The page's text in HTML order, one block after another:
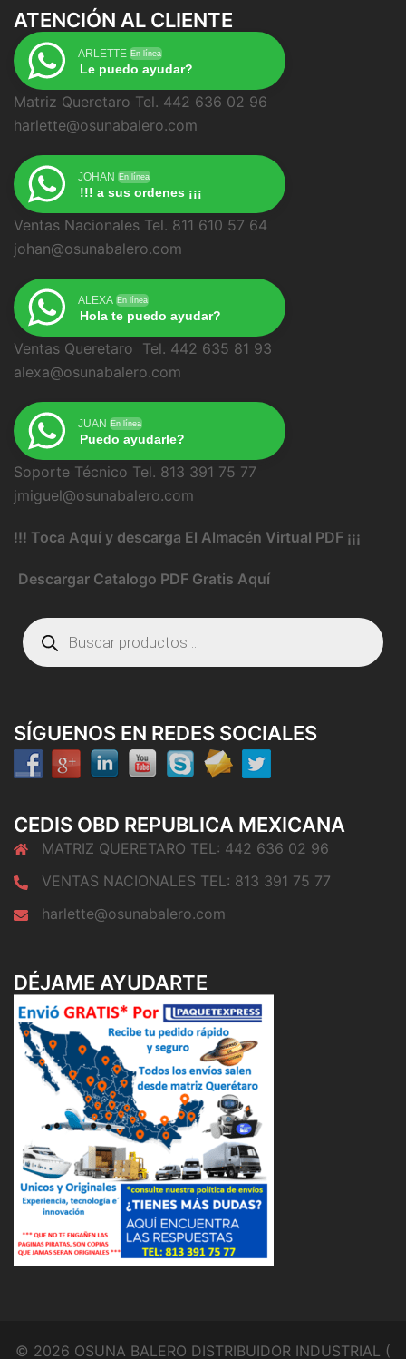
ATENCIÓN AL CLIENTE
ARLETTE En línea
Le puedo ayudar?
Matriz Queretaro Tel. 442 636 02 96
harlette@osunabalero.com
JOHAN En línea
!!! a sus ordenes ¡¡¡
Ventas Nacionales Tel. 811 610 57 64
johan@osunabalero.com
ALEXA En línea
Hola te puedo ayudar?
Ventas Queretaro Tel. 442 635 81 93
alexa@osunabalero.com
JUAN En línea
Puedo ayudarle?
Soporte Técnico Tel. 813 391 75 77
jmiguel@osunabalero.com
!!! Toca Aquí y descarga El Almacén Virtual PDF ¡¡¡
Descargar Catalogo PDF Gratis Aquí
Búsqueda
de
productos
SÍGUENOS EN REDES SOCIALES
CEDIS OBD REPUBLICA MEXICANA
MATRIZ QUERETARO TEL: 442 636 02 96
VENTAS NACIONALES TEL: 813 391 75 77
harlette@osunabalero.com
DÉJAME AYUDARTE
© 2026 OSUNA BALERO DISTRIBUIDOR INDUSTRIAL (